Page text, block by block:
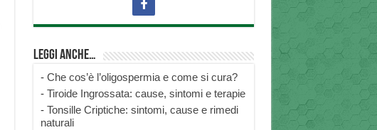
Leggi anche…
- Che cos’è l’oligospermia e come si cura?
- Tiroide Ingrossata: cause, sintomi e terapie
- Tonsille Criptiche: sintomi, cause e rimedi
naturali